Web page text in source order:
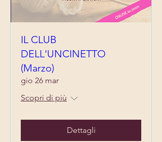
IL CLUB
DELL'UNCINETTO
(Marzo)
gio 26 mar
Scopri di più
Dettagli